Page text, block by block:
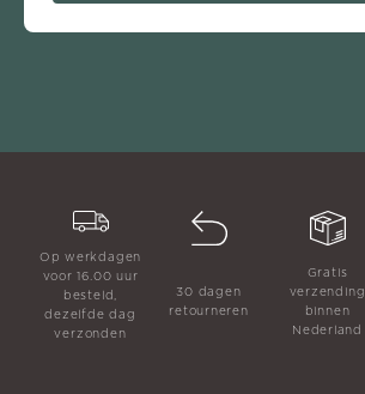
Op werkdagen
voor 16.00 uur
besteld,
dezelfde dag
verzonden
30 dagen
retourneren
Gratis
verzending
binnen
Nederland